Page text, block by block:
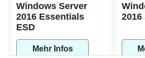
Windows Server
2016 Essentials
ESD
Mehr Infos
2016